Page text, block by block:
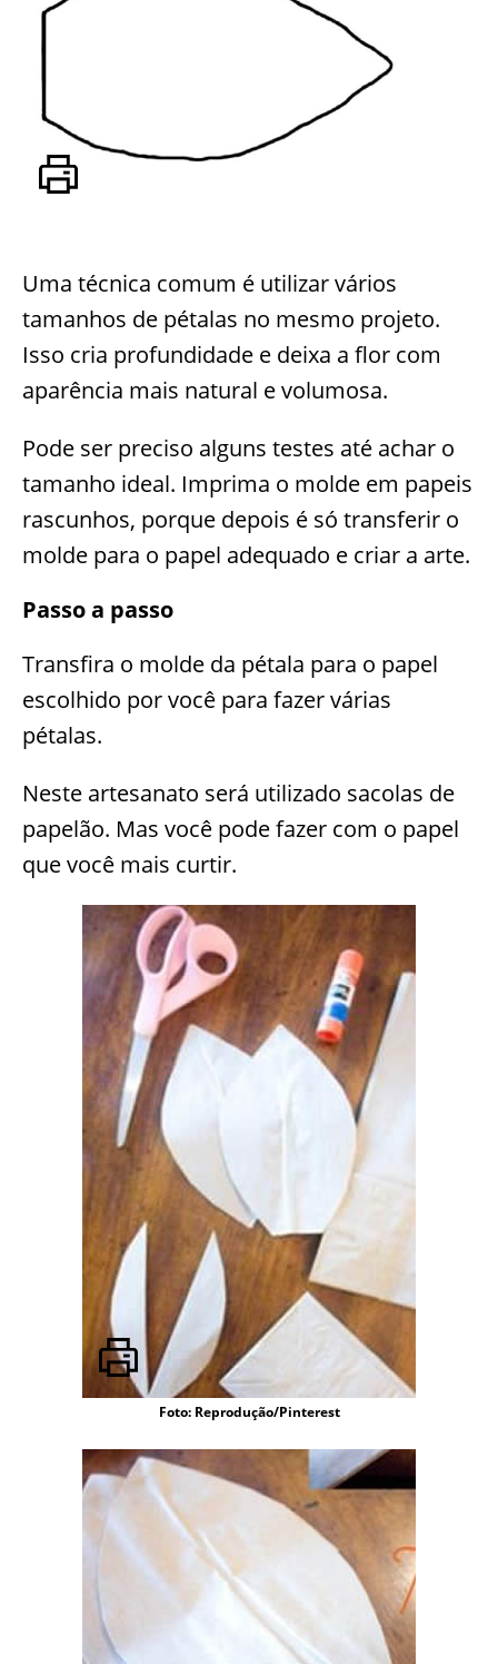
Uma técnica comum é utilizar vários
tamanhos de pétalas no mesmo projeto.
Isso cria profundidade e deixa a flor com
aparência mais natural e volumosa.
Pode ser preciso alguns testes até achar o
tamanho ideal. Imprima o molde em papeis
rascunhos, porque depois é só transferir o
molde para o papel adequado e criar a arte.
Passo a passo
Transfira o molde da pétala para o papel
escolhido por você para fazer várias
pétalas.
Neste artesanato será utilizado sacolas de
papelão. Mas você pode fazer com o papel
que você mais curtir.
Foto: Reprodução/Pinterest